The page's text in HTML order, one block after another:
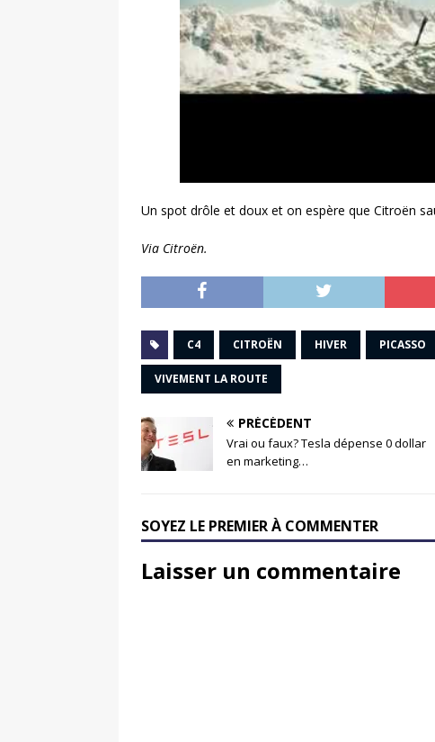
Un spot drôle et doux et on espère que Citroën
Via Citroën.
C4 CITROËN HIVER PICASSO
VIVEMENT LA ROUTE
PRÉCÉDENT
Vrai ou faux? Tesla dépense 0 dollar
en marketing…
SOYEZ LE PREMIER À COMMENTER
Laisser un commentaire